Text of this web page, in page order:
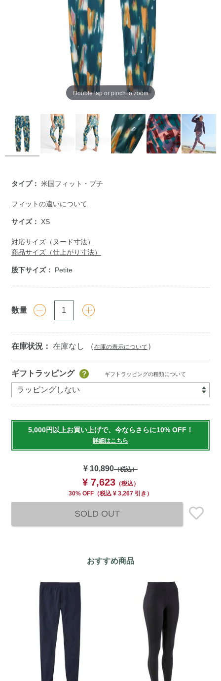
Double tap or pinch to zoom
bottoms/g/1000161832.html
タイプ： 米国フィット・プチ
フィットの違いについて
サイズ： XS
対応サイズ（ヌード寸法）
商品サイズ（仕上がり寸法）
股下サイズ： Petite
数量
在庫状況： 在庫なし （在庫の表示について ）
to
cart
ギフトラッピング ギフトラッピングの種類について
5,000円以上お買い上げで、今ならさらに10% OFF！
詳細はこちら
¥ 10,890（税込）
¥ 7,623（税込）
30% OFF （税込 ¥ 3,267 引き）
SOLD OUT
おすすめ商品